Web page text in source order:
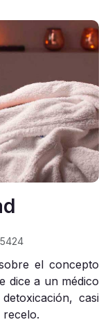
el concepto
dice a un médico
casi
recelo.